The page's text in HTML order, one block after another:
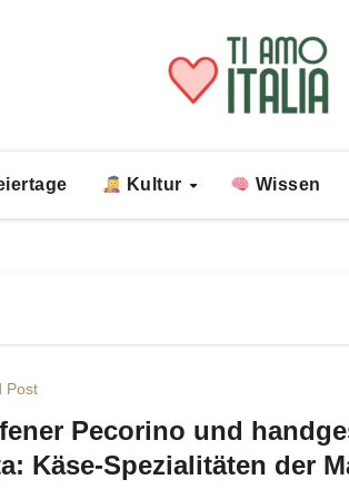
Kultur Wissen
Post
Pecorino und
Käse-Spezialitäten der